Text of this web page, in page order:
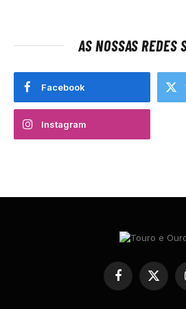
AS NOSSAS REDES
Facebook
Instagram
Facebook
X